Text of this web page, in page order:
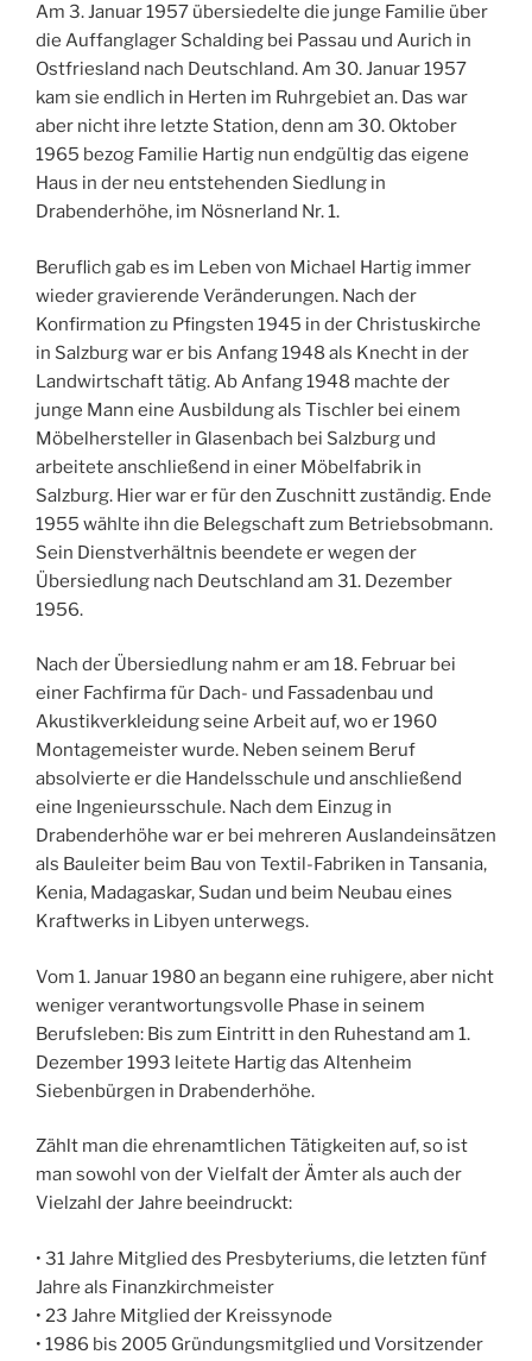
Am 3. Januar 1957 übersiedelte die junge Familie über
die Auffanglager Schalding bei Passau und Aurich in
Ostfriesland nach Deutschland. Am 30. Januar 1957
kam sie endlich in Herten im Ruhrgebiet an. Das war
aber nicht ihre letzte Station, denn am 30. Oktober
1965 bezog Familie Hartig nun endgültig das eigene
Haus in der neu entstehenden Siedlung in
Drabenderhöhe, im Nösnerland Nr. 1.
Beruflich gab es im Leben von Michael Hartig immer
wieder gravierende Veränderungen. Nach der
Konfirmation zu Pfingsten 1945 in der Christuskirche
in Salzburg war er bis Anfang 1948 als Knecht in der
Landwirtschaft tätig. Ab Anfang 1948 machte der
junge Mann eine Ausbildung als Tischler bei einem
Möbelhersteller in Glasenbach bei Salzburg und
arbeitete anschließend in einer Möbelfabrik in
Salzburg. Hier war er für den Zuschnitt zuständig. Ende
1955 wählte ihn die Belegschaft zum Betriebsobmann.
Sein Dienstverhältnis beendete er wegen der
Übersiedlung nach Deutschland am 31. Dezember
1956.
Nach der Übersiedlung nahm er am 18. Februar bei
einer Fachfirma für Dach- und Fassadenbau und
Akustikverkleidung seine Arbeit auf, wo er 1960
Montagemeister wurde. Neben seinem Beruf
absolvierte er die Handelsschule und anschließend
eine Ingenieursschule. Nach dem Einzug in
Drabenderhöhe war er bei mehreren Auslandeinsätzen
als Bauleiter beim Bau von Textil-Fabriken in Tansania,
Kenia, Madagaskar, Sudan und beim Neubau eines
Kraftwerks in Libyen unterwegs.
Vom 1. Januar 1980 an begann eine ruhigere, aber nicht
weniger verantwortungsvolle Phase in seinem
Berufsleben: Bis zum Eintritt in den Ruhestand am 1.
Dezember 1993 leitete Hartig das Altenheim
Siebenbürgen in Drabenderhöhe.
Zählt man die ehrenamtlichen Tätigkeiten auf, so ist
man sowohl von der Vielfalt der Ämter als auch der
Vielzahl der Jahre beeindruckt:
• 31 Jahre Mitglied des Presbyteriums, die letzten fünf
Jahre als Finanzkirchmeister
• 23 Jahre Mitglied der Kreissynode
• 1986 bis 2005 Gründungsmitglied und Vorsitzender